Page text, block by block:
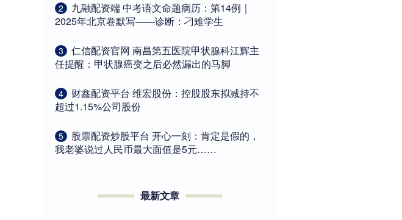
2
​九融配资端 中考语文命题病历：第14例｜
2025年北京卷默写——诊断：刁难学生
3
​仁信配资官网 南昌第五医院甲状腺科江辉主
任提醒：甲状腺癌变之后必然漏出的马脚
4
​财鑫配资平台 维宏股份：控股股东拟减持不
超过1.15%公司股份
5
​股票配资炒股平台 开心一刻：肯定是假的，
我老婆说过人民币最大面值是5元……
最新文章